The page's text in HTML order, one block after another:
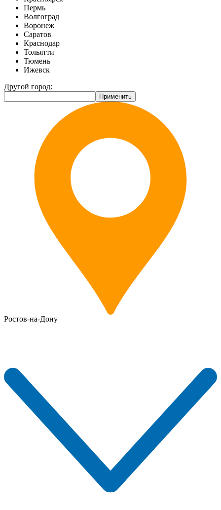
Пермь
Волгоград
Воронеж
Саратов
Краснодар
Тольятти
Тюмень
Ижевск
Другой город:
Ростов-на-Дону